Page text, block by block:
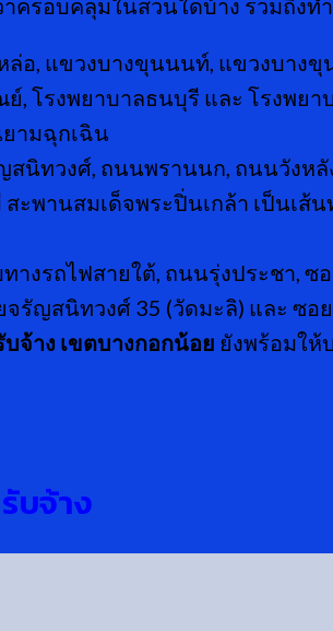
ครอบคลุมในส่วนใดบ้าง รวมถึงท
ล่อ, แขวงบางขุนนนท์, แขวงบาง
โรงพยาบาลธนบุรี และ โรงพยา
ามฉุกเฉิน
นิทวงศ์, ถนนพรานนก, ถนนวังห
านสมเด็จพระปิ่นเกล้า เป็นเส้น
งรถไฟสายใต้, ถนนรุ่งประชา,
รัญสนิทวงศ์ 35 (วัดมะลิ) และ ซอ
บจ้าง เขตบางกอกน้อย ยังพร้อมให้
บจ้าง